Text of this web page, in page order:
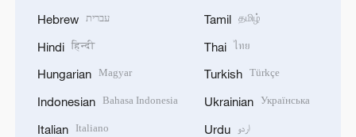
Hebrew עברית
Hindi हिन्दी
Hungarian Magyar
Indonesian Bahasa Indonesia
Italian Italiano
Tamil தமிழ்
Thai ไทย
Turkish Türkçe
Ukrainian Українська
Urdu اردو